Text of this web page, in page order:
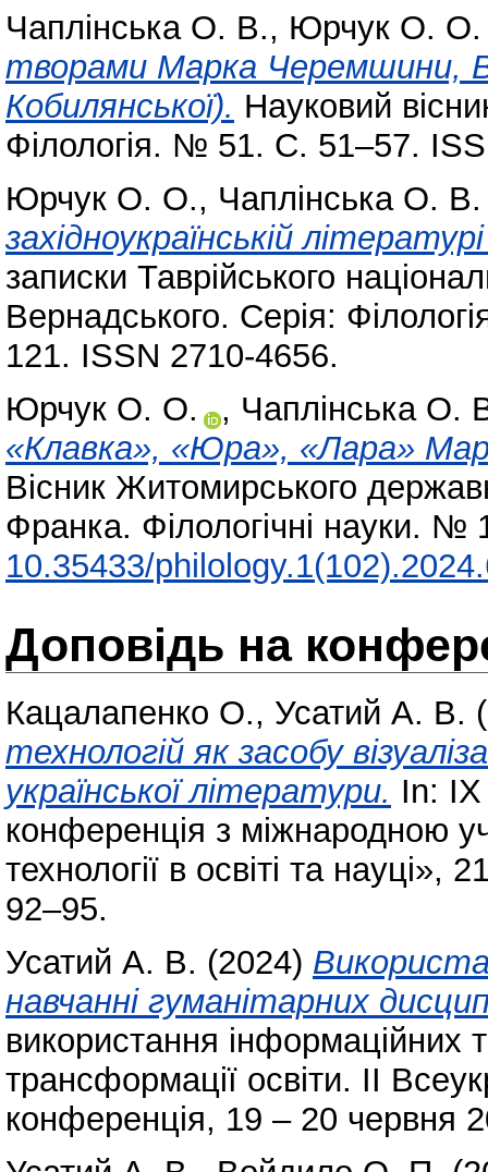
Чаплінська О. В., Юрчук О. О.
творами Марка Черемшини,
Кобилянської). Науковий
Філологія. № 51. С. 51–57.
Юрчук О. О., Чаплінська О. В.
західноукраїнській
записки Таврійського
Вернадського. Серія:
121. ISSN 2710-4656.
Юрчук О. О.
, Чаплінська О.
«Клавка», «Юра», «Лара»
Вісник Житомирського
Франка. Філологічні науки.
10.35433/
Доповідь на
Кацалапенко О., Усатий А. В.
технологій як засобу
української літератури. In:
конференція з міжнародною
технології в освіті та
92–95.
Усатий А. В. (2024)
навчанні гуманітарних
використання інформаційних
трансформації освіти. ІІ
конференція, 19 – 20 червня